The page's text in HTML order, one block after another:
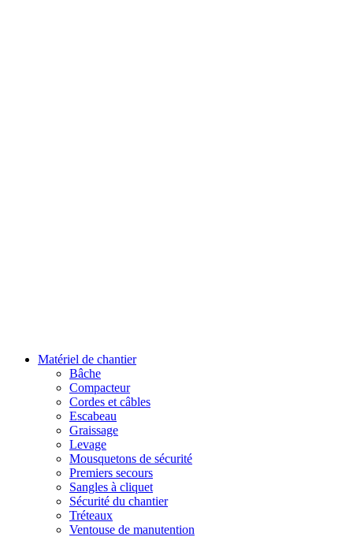
Matériel de chantier
Bâche
Compacteur
Cordes et câbles
Escabeau
Graissage
Levage
Mousquetons de sécurité
Premiers secours
Sangles à cliquet
Sécurité du chantier
Tréteaux
Ventouse de manutention